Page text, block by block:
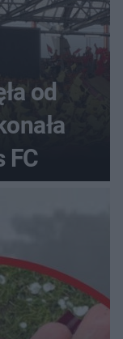
od
słynny Rangers FC